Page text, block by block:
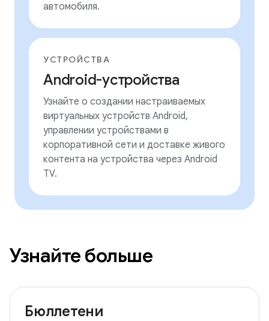
автомобиля.
УСТРОЙСТВА
Android-устройства
Узнайте о создании настраиваемых
виртуальных устройств Android,
управлении устройствами в
корпоративной сети и доставке живого
контента на устройства через Android
TV.
Узнайте больше
Бюллетени